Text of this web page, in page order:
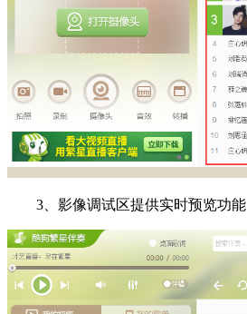
3、影像调试区提供实时预览功能